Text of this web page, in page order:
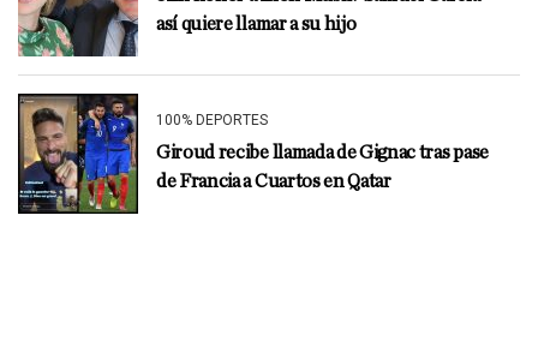
así quiere llamar a su hijo
100% DEPORTES
Giroud recibe llamada de Gignac tras pase
de Francia a Cuartos en Qatar